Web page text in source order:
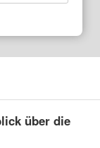
über die